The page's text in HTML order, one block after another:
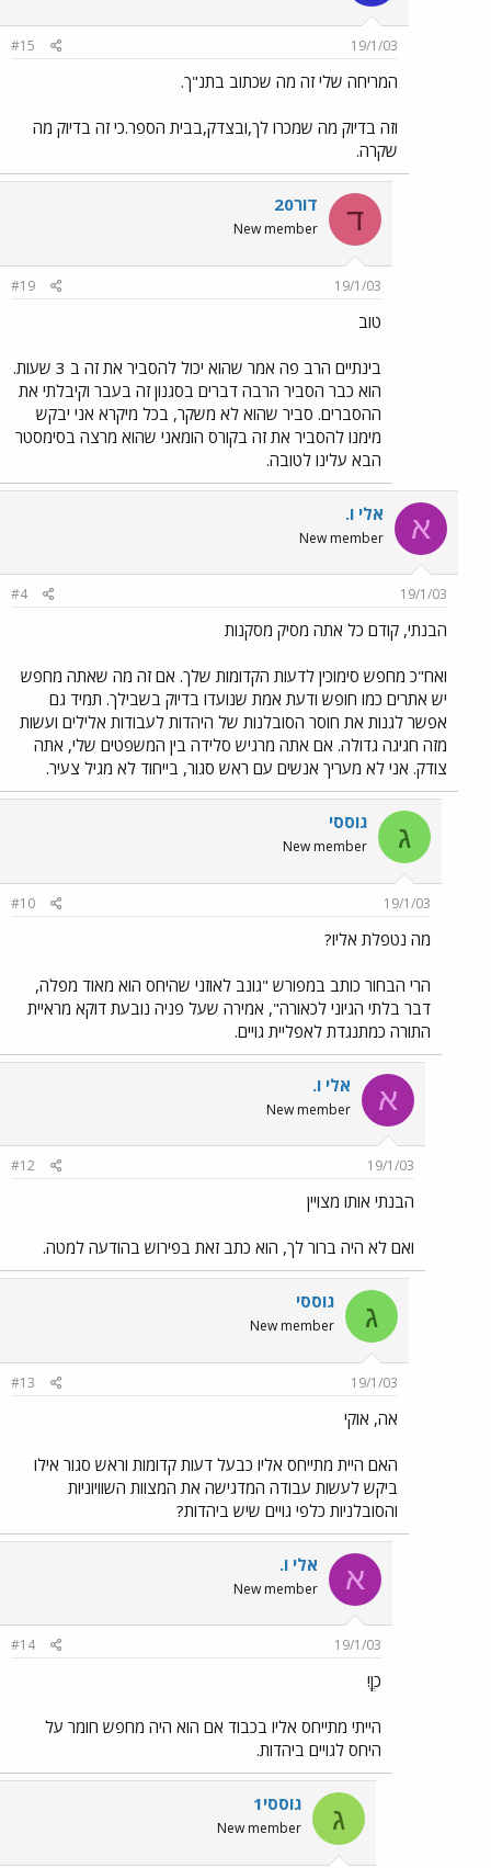
19/1/03
#15
המריחה שלי זה מה שכתוב בתנ"ך.
וזה בדיוק מה שמכרו לך,ובצדק,בבית הספר.כי זה בדיוק מה
שקרה.
ד דור20
New member
19/1/03
#19
טוב
בינתיים הרב פה אמר שהוא יכול להסביר את זה ב 3 שעות.
הוא כבר הסביר הרבה דברים בסגנון זה בעבר וקיבלתי את
ההסברים. סביר שהוא לא משקר, בכל מיקרא אני יבקש
מימנו להסביר את זה בקורס הומאני שהוא מרצה בסימסטר
הבא עלינו לטובה.
א אלי ו.
New member
19/1/03
#4
הבנתי, קודם כל אתה מסיק מסקנות
ואח"כ מחפש סימוכין לדעות הקדומות שלך. אם זה מה שאתה מחפש
יש אתרים כמו חופש ודעת אמת שנועדו בדיוק בשבילך. תמיד גם
אפשר לגנות את חוסר הסובלנות של היהדות לעבודות אלילים ועשות
מזה חגיגה גדולה. אם אתה מרגיש סלידה בין המשפטים שלי, אתה
צודק. אני לא מעריך אנשים עם ראש סגור, בייחוד לא מגיל צעיר.
ג גוססי
New member
19/1/03
#10
מה נטפלת אליו?
הרי הבחור כותב במפורש "גונב לאוזני שהיחס הוא מאוד מפלה,
דבר בלתי הגיוני לכאורה", אמירה שעל פניה נובעת דוקא מראיית
התורה כמתנגדת לאפליית גויים.
א אלי ו.
New member
19/1/03
#12
הבנתי אותו מצויין
ואם לא היה ברור לך, הוא כתב זאת בפירוש בהודעה למטה.
ג גוססי
New member
19/1/03
#13
אה, אוקי
האם היית מתייחס אליו כבעל דעות קדומות וראש סגור אילו
ביקש לעשות עבודה המדגישה את המצוות השוויוניות
והסובלניות כלפי גויים שיש ביהדות?
א אלי ו.
New member
19/1/03
#14
כןֱ!
הייתי מתייחס אליו בכבוד אם הוא היה מחפש חומר על
היחס לגויים ביהדות.
ג גוססי1
New member